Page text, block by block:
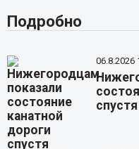
Подробно
06.8.2026